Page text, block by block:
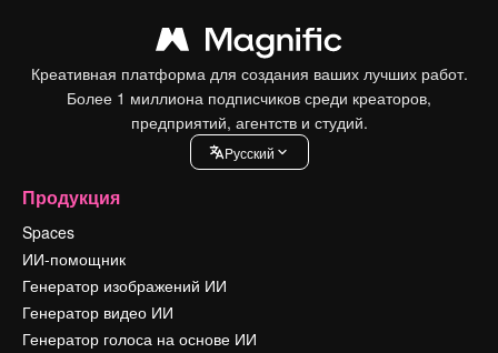
Креативная платформа для создания ваших лучших работ.
Более 1 миллиона подписчиков среди креаторов,
предприятий, агентств и студий.
Pусский
Продукция
Spaces
ИИ-помощник
Генератор изображений ИИ
Генератор видео ИИ
Генератор голоса на основе ИИ